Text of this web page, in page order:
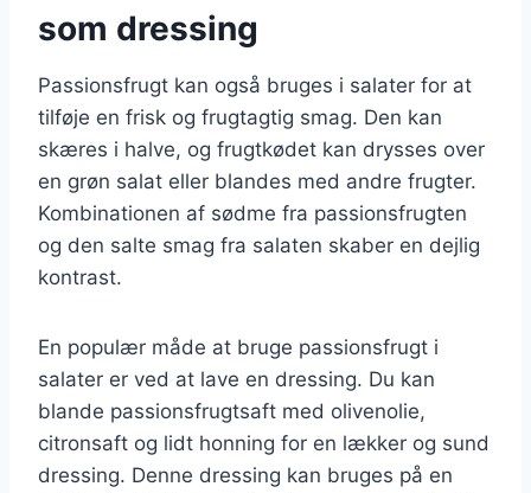
som dressing
Passionsfrugt kan også bruges i salater for at
tilføje en frisk og frugtagtig smag. Den kan
skæres i halve, og frugtkødet kan drysses over
en grøn salat eller blandes med andre frugter.
Kombinationen af sødme fra passionsfrugten
og den salte smag fra salaten skaber en dejlig
kontrast.
En populær måde at bruge passionsfrugt i
salater er ved at lave en dressing. Du kan
blande passionsfrugtsaft med olivenolie,
citronsaft og lidt honning for en lækker og sund
dressing. Denne dressing kan bruges på en